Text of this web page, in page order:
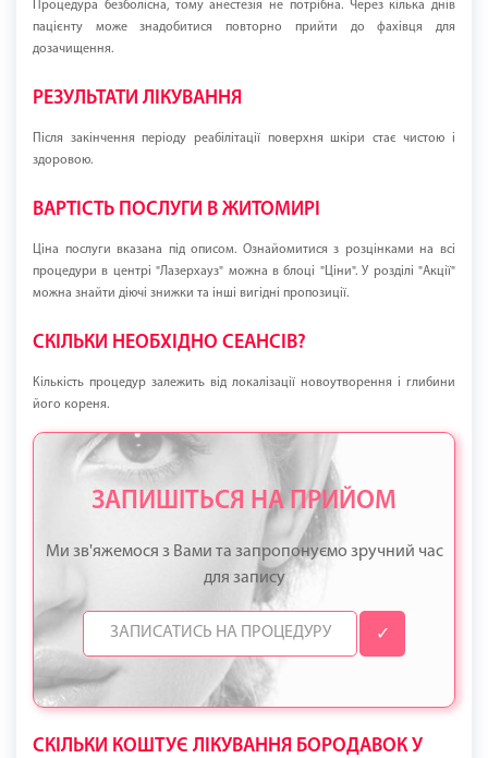
Процедура безболісна, тому анестезія не потрібна. Через кілька днів
пацієнту може знадобитися повторно прийти до фахівця для
дозачищення.
РЕЗУЛЬТАТИ ЛІКУВАННЯ
Після закінчення періоду реабілітації поверхня шкіри стає чистою і
здоровою.
ВАРТІСТЬ ПОСЛУГИ В ЖИТОМИРІ
Ціна послуги вказана під описом. Ознайомитися з розцінками на всі
процедури в центрі "Лазерхауз" можна в блоці "Ціни". У розділі "Акції"
можна знайти діючі знижки та інші вигідні пропозиції.
СКІЛЬКИ НЕОБХІДНО СЕАНСІВ?
Кількість процедур залежить від локалізації новоутворення і глибини
його кореня.
ЗАПИШІТЬСЯ НА ПРИЙОМ
Ми зв'яжемося з Вами та запропонуємо зручний час
для запису
✓
СКІЛЬКИ КОШТУЄ ЛІКУВАННЯ БОРОДАВОК У